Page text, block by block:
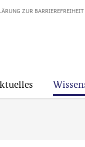
ZUR BARRIEREFREIHEIT